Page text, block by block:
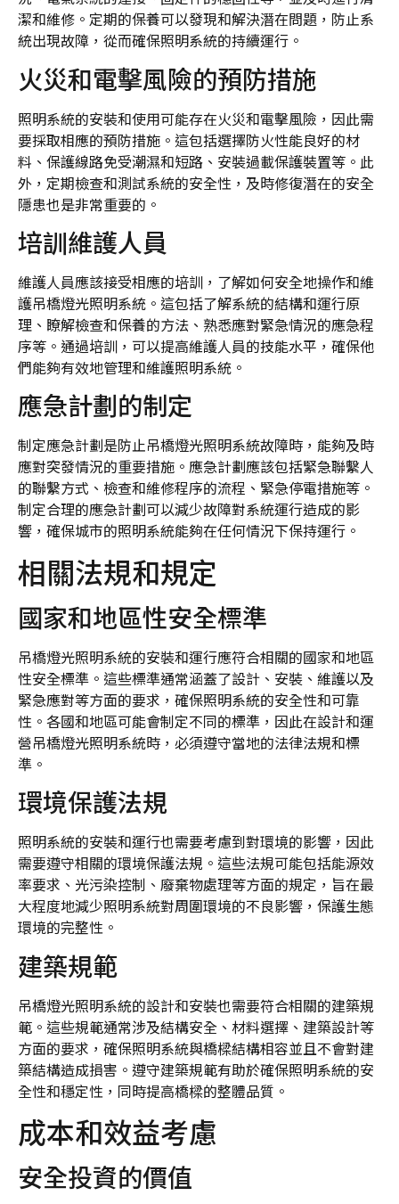
潔和維修。定期的保養可以發現和解決潛在問題，防止系
統出現故障，從而確保照明系統的持續運行。
火災和電擊風險的預防措施
照明系統的安裝和使用可能存在火災和電擊風險，因此需
要採取相應的預防措施。這包括選擇防火性能良好的材
料、保護線路免受潮濕和短路、安裝過載保護裝置等。此
外，定期檢查和測試系統的安全性，及時修復潛在的安全
隱患也是非常重要的。
培訓維護人員
維護人員應該接受相應的培訓，了解如何安全地操作和維
護吊橋燈光照明系統。這包括了解系統的結構和運行原
理、瞭解檢查和保養的方法、熟悉應對緊急情況的應急程
序等。通過培訓，可以提高維護人員的技能水平，確保他
們能夠有效地管理和維護照明系統。
應急計劃的制定
制定應急計劃是防止吊橋燈光照明系統故障時，能夠及時
應對突發情況的重要措施。應急計劃應該包括緊急聯繫人
的聯繫方式、檢查和維修程序的流程、緊急停電措施等。
制定合理的應急計劃可以減少故障對系統運行造成的影
響，確保城市的照明系統能夠在任何情況下保持運行。
相關法規和規定
國家和地區性安全標準
吊橋燈光照明系統的安裝和運行應符合相關的國家和地區
性安全標準。這些標準通常涵蓋了設計、安裝、維護以及
緊急應對等方面的要求，確保照明系統的安全性和可靠
性。各國和地區可能會制定不同的標準，因此在設計和運
營吊橋燈光照明系統時，必須遵守當地的法律法規和標
準。
環境保護法規
照明系統的安裝和運行也需要考慮到對環境的影響，因此
需要遵守相關的環境保護法規。這些法規可能包括能源效
率要求、光污染控制、廢棄物處理等方面的規定，旨在最
大程度地減少照明系統對周圍環境的不良影響，保護生態
環境的完整性。
建築規範
吊橋燈光照明系統的設計和安裝也需要符合相關的建築規
範。這些規範通常涉及結構安全、材料選擇、建築設計等
方面的要求，確保照明系統與橋樑結構相容並且不會對建
築結構造成損害。遵守建築規範有助於確保照明系統的安
全性和穩定性，同時提高橋樑的整體品質。
成本和效益考慮
安全投資的價值